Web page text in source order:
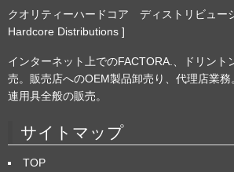
クオリティーハードコア ディストリビュー
Hardcore Distributions ]
インターネット上でのFACTORA.、ドリント
売。販売店へのOEM製品卸売り、代理店業
連用具全般の販売。
サイトマップ
TOP